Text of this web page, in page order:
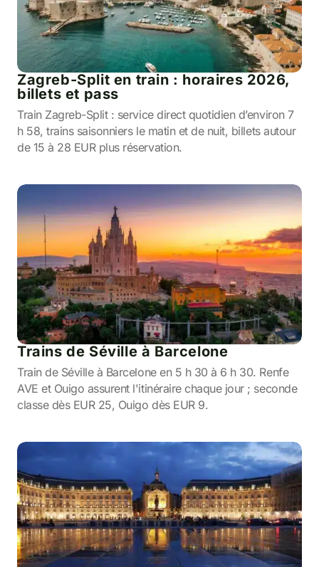
Zagreb-Split en train : horaires 2026,
billets et pass
Train Zagreb-Split : service direct quotidien d’environ 7
h 58, trains saisonniers le matin et de nuit, billets autour
de 15 à 28 EUR plus réservation.
Trains de Séville à Barcelone
Train de Séville à Barcelone en 5 h 30 à 6 h 30. Renfe
AVE et Ouigo assurent l'itinéraire chaque jour ; seconde
classe dès EUR 25, Ouigo dès EUR 9.